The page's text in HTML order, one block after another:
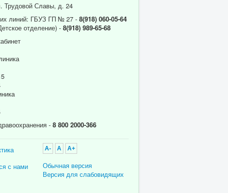
Трудовой Славы, д. 24
линий: ГБУЗ ГП № 27 - 8(918) 060-05-64
отделение) - 8(918) 989-65-68
- 8 800 2000-366
A- A A+
Обычная версия
Версия для слабовидящих
с нами